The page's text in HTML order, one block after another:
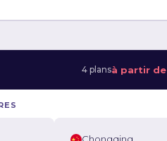
4 plansà partir de